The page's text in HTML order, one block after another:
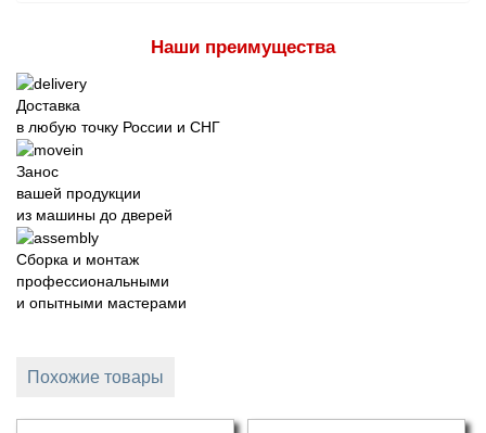
Наши преимущества
Доставка
в любую точку России и СНГ
Занос
вашей продукции
из машины до дверей
Сборка и монтаж
профессиональными
и опытными мастерами
Похожие товары